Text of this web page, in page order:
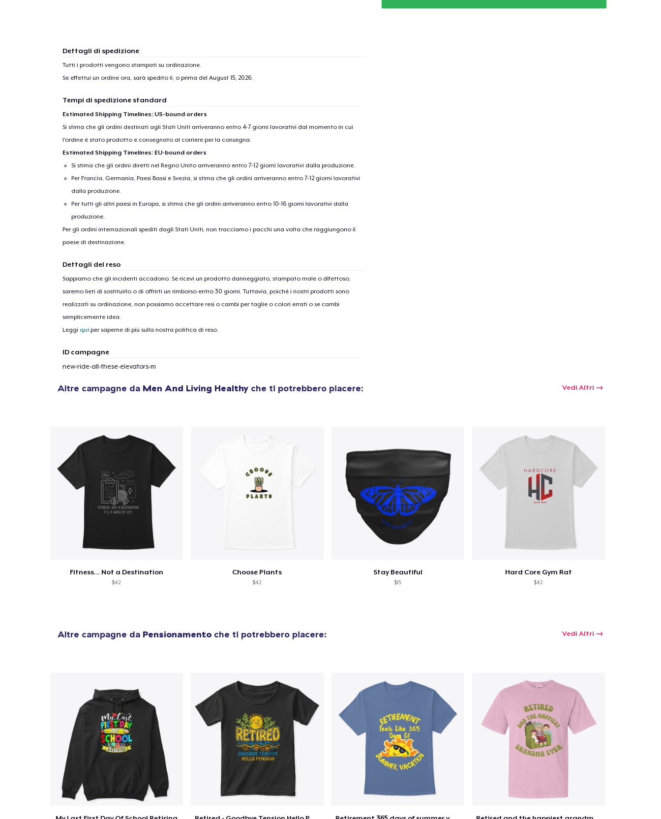
Dettagli di spedizione
Tutti i prodotti vengono stampati su ordinazione.
Se effettui un ordine ora, sarà spedito il, o prima del August 15, 2026.
Tempi di spedizione standard
Estimated Shipping Timelines: US-bound orders
Si stima che gli ordini destinati agli Stati Uniti arriveranno entro 4-7 giorni lavorativi dal momento in cui
l'ordine è stato prodotto e consegnato al corriere per la consegna.
Estimated Shipping Timelines: EU-bound orders
Si stima che gli ordini diretti nel Regno Unito arriveranno entro 7-12 giorni lavorativi dalla produzione.
Per Francia, Germania, Paesi Bassi e Svezia, si stima che gli ordini arriveranno entro 7-12 giorni lavorativi
dalla produzione.
Per tutti gli altri paesi in Europa, si stima che gli ordini arriveranno entro 10-16 giorni lavorativi dalla
produzione.
Per gli ordini internazionali spediti dagli Stati Uniti, non tracciamo i pacchi una volta che raggiungono il
paese di destinazione.
Dettagli del reso
Sappiamo che gli incidenti accadono. Se ricevi un prodotto danneggiato, stampato male o difettoso,
saremo lieti di sostituirlo o di offrirti un rimborso entro 30 giorni. Tuttavia, poiché i nostri prodotti sono
realizzati su ordinazione, non possiamo accettare resi o cambi per taglie o colori errati o se cambi
semplicemente idea.
Leggi quiper saperne di più sulla nostra politica di reso.
ID campagne
new-ride-all-these-elevators-m
Altre campagne da Men And Living Healthy che ti potrebbero piacere: Vedi Altri
Fitness... Not a Destination
$42
Choose Plants
$42
Stay Beautiful
$15
Hard Core Gym Rat
$42
Altre campagne da Pensionamento che ti potrebbero piacere: Vedi Altri
Classic Crew Neck T-Shirt
47,99 USD
Comfort Tee
25,99 USD
Next Level 3600 | Premium Ring-Spun Cotton T-Shirt